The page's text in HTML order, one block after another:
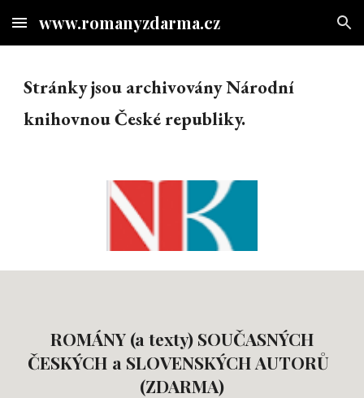
Skip to main content Skip to navigation
www.romanyzdarma.cz
Stránky jsou archivovány Národní
knihovnou České republiky.
ROMÁNY (a texty) SOUČASNÝCH
ČESKÝCH a SLOVENSKÝCH AUTORŮ
(ZDARMA)